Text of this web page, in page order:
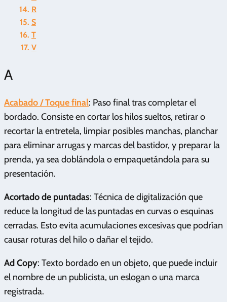
R
S
T
V
A
Acabado / Toque final: Paso final tras completar el
bordado. Consiste en cortar los hilos sueltos, retirar o
recortar la entretela, limpiar posibles manchas, planchar
para eliminar arrugas y marcas del bastidor, y preparar la
prenda, ya sea doblándola o empaquetándola para su
presentación.
Acortado de puntadas: Técnica de digitalización que
reduce la longitud de las puntadas en curvas o esquinas
cerradas. Esto evita acumulaciones excesivas que podrían
causar roturas del hilo o dañar el tejido.
Ad Copy: Texto bordado en un objeto, que puede incluir
el nombre de un publicista, un eslogan o una marca
registrada.